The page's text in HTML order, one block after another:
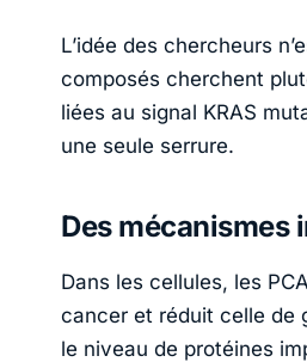
L’idée des chercheurs
composés cherchent
liées au signal KRAS
une seule serrure.
Des mécanismes
Dans les cellules, les
cancer et réduit celle de
le niveau de protéines